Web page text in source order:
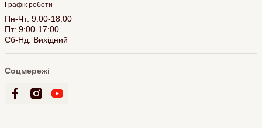
Графік роботи
Пн-Чт: 9:00-18:00
Пт: 9:00-17:00
Сб-Нд: Вихідний
Соцмережі